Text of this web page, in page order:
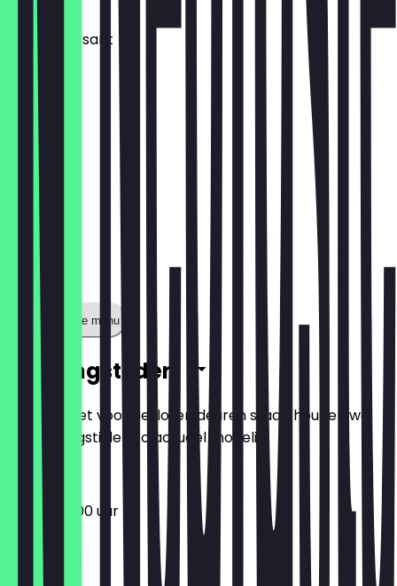
Nuss-Croissant
€ 1,90
Toon volledige menu
Openingstijden
Zodat je niet voor gesloten deuren staat, houden we
de openingstijden zo actueel mogelijk.
10:00 - 20:00 uur
Maandag